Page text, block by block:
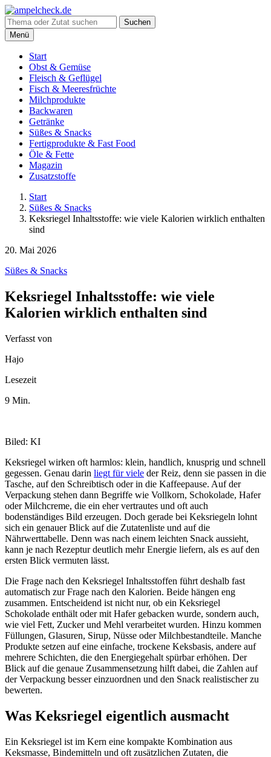
Suche
nach:
Suchen
Menü
Start
Obst & Gemüse
Fleisch & Geflügel
Fisch & Meeresfrüchte
Milchprodukte
Backwaren
Getränke
Süßes & Snacks
Fertigprodukte & Fast Food
Öle & Fette
Magazin
Zusatzstoffe
Start
Süßes & Snacks
Keksriegel Inhaltsstoffe: wie viele Kalorien wirklich enthalten
sind
20. Mai 2026
Süßes & Snacks
Keksriegel Inhaltsstoffe: wie viele
Kalorien wirklich enthalten sind
Verfasst von
Hajo
Lesezeit
9 Min.
Biled: KI
Keksriegel wirken oft harmlos: klein, handlich, knusprig und schnell
gegessen. Genau darin liegt für viele der Reiz, denn sie passen in die
Tasche, auf den Schreibtisch oder in die Kaffeepause. Auf der
Verpackung stehen dann Begriffe wie Vollkorn, Schokolade, Hafer
oder Milchcreme, die ein eher vertrautes und oft auch
bodenständiges Bild erzeugen. Doch gerade bei Keksriegeln lohnt
sich ein genauer Blick auf die Zutatenliste und auf die
Nährwerttabelle. Denn was nach einem leichten Snack aussieht,
kann je nach Rezeptur deutlich mehr Energie liefern, als es auf den
ersten Blick vermuten lässt.
Die Frage nach den Keksriegel Inhaltsstoffen führt deshalb fast
automatisch zur Frage nach den Kalorien. Beide hängen eng
zusammen. Entscheidend ist nicht nur, ob ein Keksriegel
Schokolade enthält oder mit Hafer gebacken wurde, sondern auch,
wie viel Fett, Zucker und Mehl verarbeitet wurden. Hinzu kommen
Füllungen, Glasuren, Sirup, Nüsse oder Milchbestandteile. Manche
Produkte setzen auf eine einfache, trockene Keksbasis, andere auf
mehrere Schichten, die den Energiegehalt spürbar erhöhen. Der
Blick auf die genaue Zusammensetzung hilft dabei, die Zahlen auf
der Verpackung besser einzuordnen und den Snack realistischer zu
bewerten.
Was Keksriegel eigentlich ausmacht
Ein Keksriegel ist im Kern eine kompakte Kombination aus
Keksmasse, Bindemitteln und oft zusätzlichen Zutaten, die